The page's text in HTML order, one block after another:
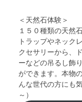
＜天然石体験＞
１５０種類の天然
トラップやネック
クセサリーから、
ーなどの吊るし飾
ができます。本物
んな世代の方にも
～）